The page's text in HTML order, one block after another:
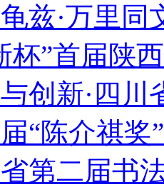
兹·万里
杯”首届陕
创新·四
“陈介祺
第二届书